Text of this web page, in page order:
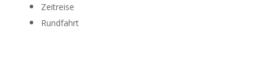
Zeitreise
Rundfahrt